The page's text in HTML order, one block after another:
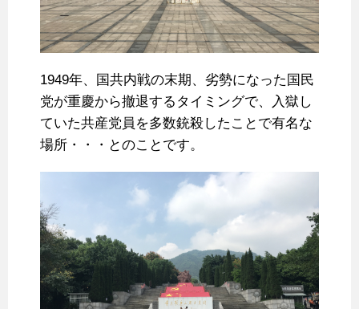
1949年、国共内戦の末期、劣勢になった国民
党が重慶から撤退するタイミングで、入獄し
ていた共産党員を多数銃殺したことで有名な
場所・・・とのことです。